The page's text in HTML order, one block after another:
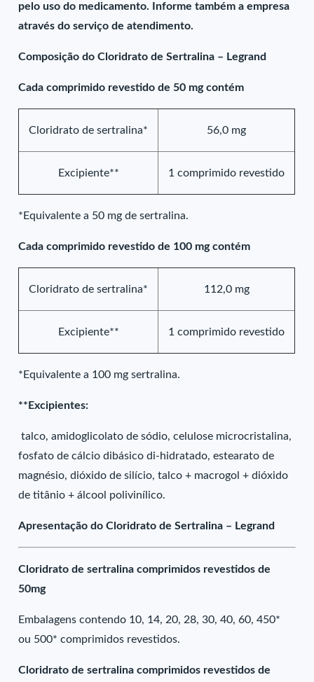
pelo uso do medicamento. Informe também a empresa
através do serviço de atendimento.
Composição do Cloridrato de Sertralina – Legrand
Cada comprimido revestido de 50 mg contém
Cloridrato de sertralina* 56,0 mg
Excipiente** 1 comprimido revestido
*Equivalente a 50 mg de sertralina.
Cada comprimido revestido de 100 mg contém
Cloridrato de sertralina* 112,0 mg
Excipiente** 1 comprimido revestido
*Equivalente a 100 mg sertralina.
**Excipientes:
talco, amidoglicolato de sódio, celulose microcristalina,
fosfato de cálcio dibásico di-hidratado, estearato de
magnésio, dióxido de silício, talco + macrogol + dióxido
de titânio + álcool polivinílico.
Apresentação do Cloridrato de Sertralina – Legrand
Cloridrato de sertralina comprimidos revestidos de
50mg
Embalagens contendo 10, 14, 20, 28, 30, 40, 60, 450*
ou 500* comprimidos revestidos.
Cloridrato de sertralina comprimidos revestidos de